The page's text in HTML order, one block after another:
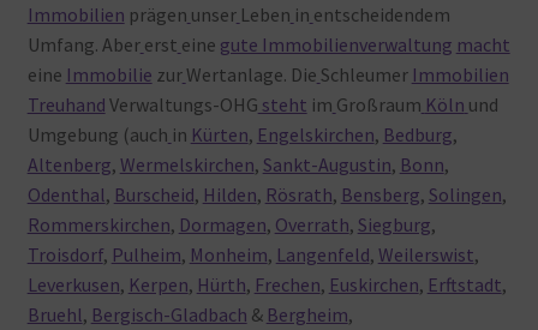
Immobilien prägen unser Leben in entscheidendem
Umfang. Aber erst eine gute Immobilienverwaltung macht
eine Immobilie zur Wertanlage. Die Schleumer Immobilien
Treuhand Verwaltungs-OHG steht im Großraum Köln und
Umgebung (auch in Kürten, Engelskirchen, Bedburg,
Altenberg, Wermelskirchen, Sankt-Augustin, Bonn,
Odenthal, Burscheid, Hilden, Rösrath, Bensberg, Solingen,
Rommerskirchen, Dormagen, Overrath, Siegburg,
Troisdorf, Pulheim, Monheim, Langenfeld, Weilerswist,
Leverkusen, Kerpen, Hürth, Frechen, Euskirchen, Erftstadt,
Bruehl, Bergisch-Gladbach & Bergheim,